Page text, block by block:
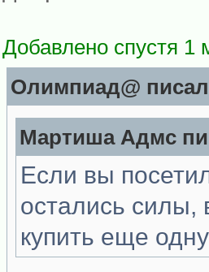
Добавлено спустя 1
Олимпиад@
Мартиша Адмс
Если вы
остались
купить еще